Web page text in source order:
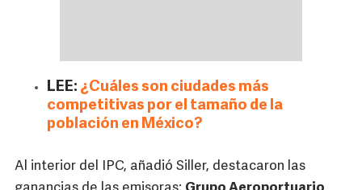
LEE: ¿Cuáles son ciudades más
competitivas por el tamaño de la
población en México?
Al interior del IPC, añadió Siller, destacaron las